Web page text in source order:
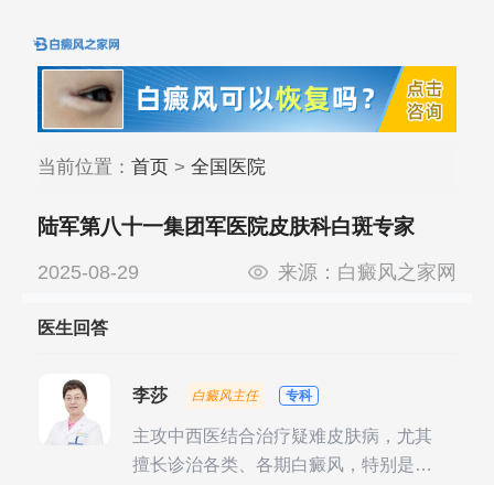
当前位置： 首页> 全国医院
陆军第八十一集团军医院皮肤科白斑专家
2025-08-29 来源： 白癜风之家网
医生回答
李莎 白癜风主任 专科
主攻中西医结合治疗疑难皮肤病，尤其
擅长诊治各类、各期白癜风，特别是对